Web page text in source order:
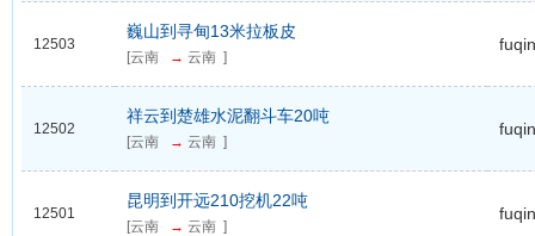
12503
巍山到寻甸13米拉板皮
[云南 → 云南 ]
12502
祥云到楚雄水泥翻斗车20吨
[云南 → 云南 ]
12501
昆明到开远210挖机22吨
[云南 → 云南 ]